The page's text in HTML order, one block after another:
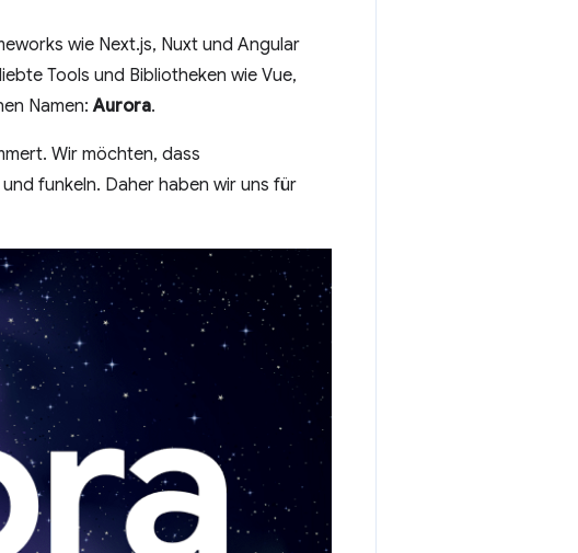
wie Next.js, Nuxt und Angular
Tools und Bibliotheken wie Vue,
Namen:Aurora.
Wir möchten, dass
funkeln. Daher haben wir uns für